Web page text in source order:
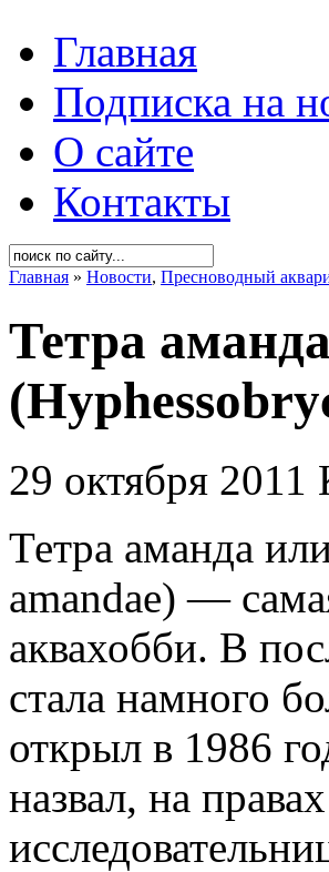
Главная
Подписка на
О сайте
Контакты
Главная » Новости, Пресноводный
Тетра
29 октября 2011
Тетра аманда
amandae) —
аквахобби. В
стала намного
открыл в 1986
назвал, на